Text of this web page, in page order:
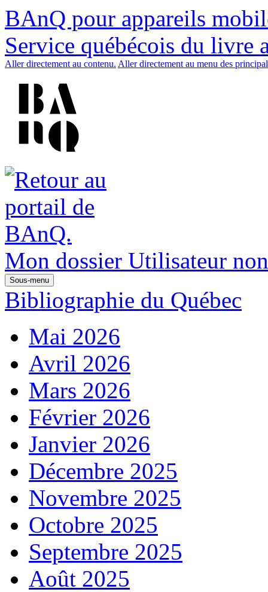
BAnQ pour appareils
Service québécois du livre
Aller directement au contenu. Aller directement au menu des
Mon dossier Utilisateur
Sous-menu
Bibliographie du Québec
Mai 2026
Avril 2026
Mars 2026
Février 2026
Janvier 2026
Décembre 2025
Novembre 2025
Octobre 2025
Septembre 2025
Août 2025